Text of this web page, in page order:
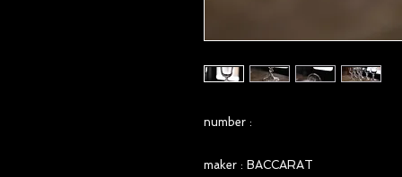
number :
maker : BACCARAT